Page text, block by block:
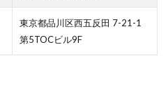
東京都品川区西五反田 7-21-1
第5TOCビル9F